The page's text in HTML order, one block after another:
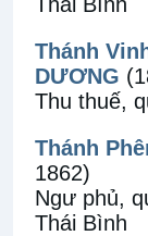
Thánh
DƯƠNG
Thu thuế,
Thánh
1862)
Ngư phủ,
Thái Bình